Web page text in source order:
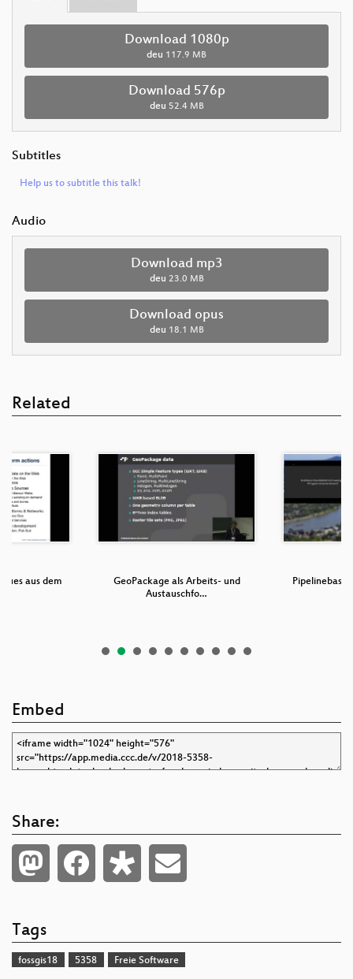
Download 1080p
deu 117.9 MB
Download 576p
deu 52.4 MB
Subtitles
Help us to subtitle this talk!
Audio
Download mp3
deu 23.0 MB
Download opus
deu 18.1 MB
Related
aus dem
GeoPackage als Arbeits- und
Austauschfo…
Embed
Share:
Tags
fossgis18 5358 Freie Software